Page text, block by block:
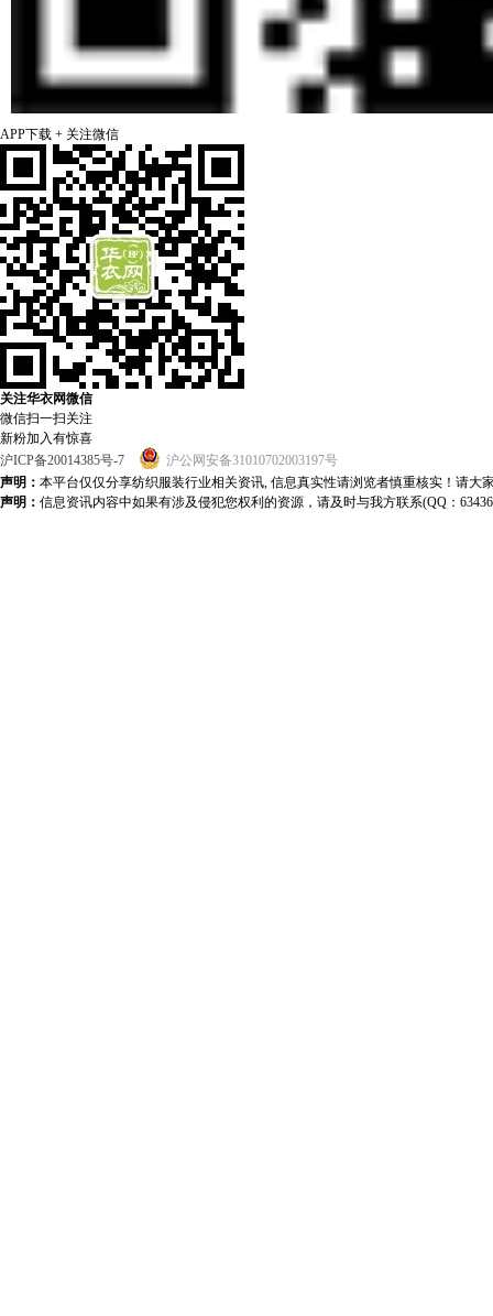
APP下载 + 关注微信
关注华衣网微信
微信扫一扫关注
新粉加入有惊喜
沪ICP备20014385号-7
沪公网安备31010702003197号
声明： 本平台仅仅分享纺织服装行业相关资讯, 信息真实性请浏览者慎重核实！请大
声明： 信息资讯内容中如果有涉及侵犯您权利的资源，请及时与我方联系(QQ：